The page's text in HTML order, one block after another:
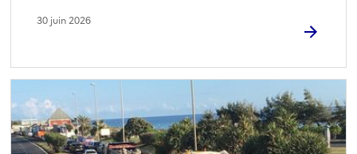
30 juin 2026